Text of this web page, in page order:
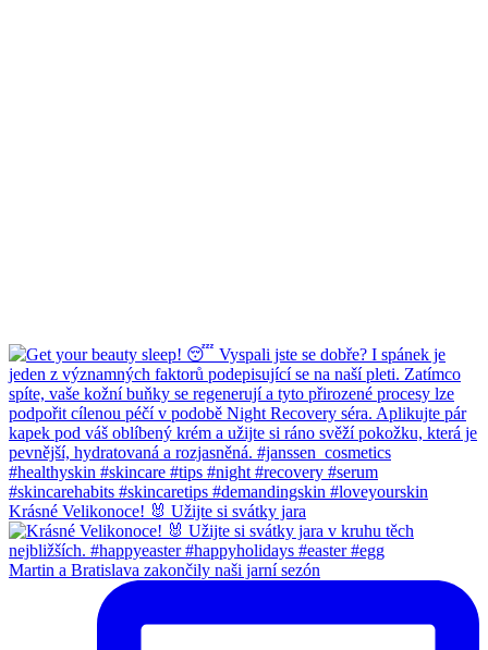
Krásné Velikonoce! 🐰 Užijte si svátky jara
Martin a Bratislava zakončily naši jarní sezón